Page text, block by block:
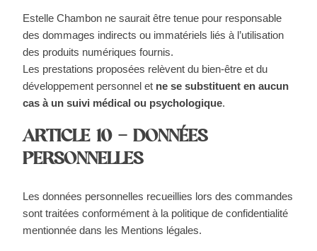
Estelle Chambon ne saurait être tenue pour responsable
des dommages indirects ou immatériels liés à l’utilisation
des produits numériques fournis.
Les prestations proposées relèvent du bien-être et du
développement personnel et ne se substituent en aucun
cas à un suivi médical ou psychologique.
ARTICLE 10 – DONNÉES
PERSONNELLES
Les données personnelles recueillies lors des commandes
sont traitées conformément à la politique de confidentialité
mentionnée dans les Mentions légales.